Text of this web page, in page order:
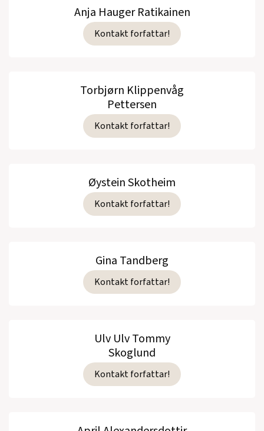
Anja Hauger Ratikainen
Kontakt forfattar!
Torbjørn Klippenvåg
Pettersen
Kontakt forfattar!
Øystein Skotheim
Kontakt forfattar!
Gina Tandberg
Kontakt forfattar!
Ulv Ulv Tommy
Skoglund
Kontakt forfattar!